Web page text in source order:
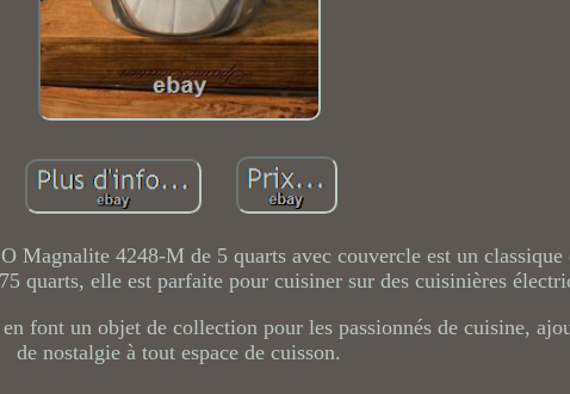
Magnalite 4248-M de 5 quarts avec couvercle est un classique
quarts, elle est parfaite pour cuisiner sur des cuisinières
font un objet de collection pour les passionnés de cuisine,
de nostalgie à tout espace de cuisson.